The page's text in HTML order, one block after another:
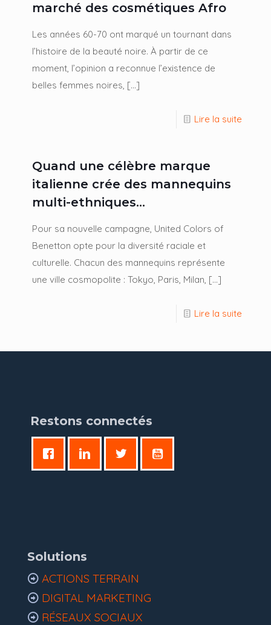
marché des cosmétiques Afro
Les années 60-70 ont marqué un tournant dans
l’histoire de la beauté noire. À partir de ce
moment, l’opinion a reconnue l’existence de
belles femmes noires, […]
Lire la suite
Quand une célèbre marque
italienne crée des mannequins
multi-ethniques…
Pour sa nouvelle campagne, United Colors of
Benetton opte pour la diversité raciale et
culturelle. Chacun des mannequins représente
une ville cosmopolite : Tokyo, Paris, Milan, […]
Lire la suite
Restons connectés
Solutions
ACTIONS TERRAIN
DIGITAL MARKETING
RÉSEAUX SOCIAUX